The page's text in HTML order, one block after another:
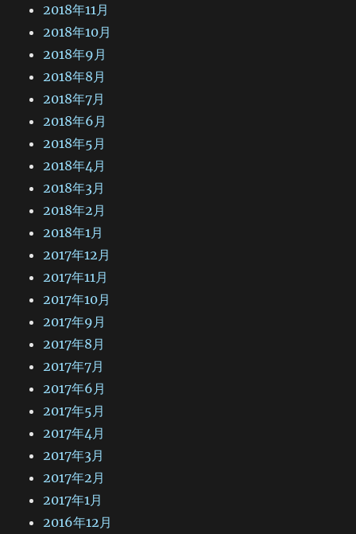
2018年11月
2018年10月
2018年9月
2018年8月
2018年7月
2018年6月
2018年5月
2018年4月
2018年3月
2018年2月
2018年1月
2017年12月
2017年11月
2017年10月
2017年9月
2017年8月
2017年7月
2017年6月
2017年5月
2017年4月
2017年3月
2017年2月
2017年1月
2016年12月